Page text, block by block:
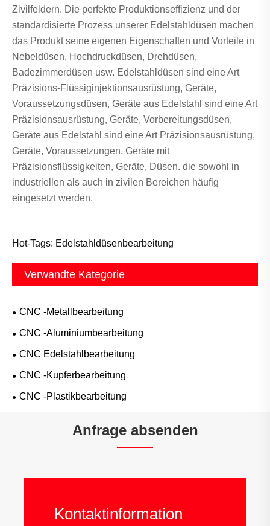
Zivilfeldern. Die perfekte Produktionseffizienz und der
standardisierte Prozess unserer Edelstahldüsen machen
das Produkt seine eigenen Eigenschaften und Vorteile in
Nebeldüsen, Hochdruckdüsen, Drehdüsen,
Badezimmerdüsen usw. Edelstahldüsen sind eine Art
Präzisions-Flüssiginjektionsausrüstung, Geräte,
Voraussetzungsdüsen, Geräte aus Edelstahl sind eine Art
Präzisionsausrüstung, Geräte, Vorbereitungsdüsen,
Geräte aus Edelstahl sind eine Art Präzisionsausrüstung,
Geräte, Voraussetzungen, Geräte mit
Präzisionsflüssigkeiten, Geräte, Düsen. die sowohl in
industriellen als auch in zivilen Bereichen häufig
eingesetzt werden.
Hot-Tags: Edelstahldüsenbearbeitung
Verwandte Kategorie
CNC -Metallbearbeitung
CNC -Aluminiumbearbeitung
CNC Edelstahlbearbeitung
CNC -Kupferbearbeitung
CNC -Plastikbearbeitung
Anfrage absenden
Kontaktinformation